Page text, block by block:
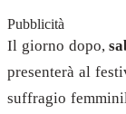
Pubblicità
Il giorno dopo,
presenterà al
suffragio